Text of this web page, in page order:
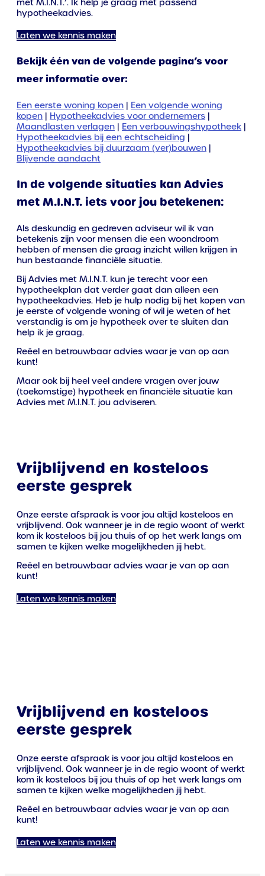
met M.I.N.T.’. Ik help je graag met passend
hypotheekadvies.
Laten we kennis maken
Bekijk één van de volgende pagina’s voor
meer informatie over:
Een eerste woning kopen | Een volgende woning
kopen | Hypotheekadvies voor ondernemers |
Maandlasten verlagen | Een verbouwingshypotheek |
Hypotheekadvies bij een echtscheiding |
Hypotheekadvies bij duurzaam (ver)bouwen |
Blijvende aandacht
In de volgende situaties kan Advies
met M.I.N.T. iets voor jou betekenen:
Als deskundig en gedreven adviseur wil ik van
betekenis zijn voor mensen die een woondroom
hebben of mensen die graag inzicht willen krijgen in
hun bestaande financiële situatie.
Bij Advies met M.I.N.T. kun je terecht voor een
hypotheekplan dat verder gaat dan alleen een
hypotheekadvies. Heb je hulp nodig bij het kopen van
je eerste of volgende woning of wil je weten of het
verstandig is om je hypotheek over te sluiten dan
help ik je graag.
Reëel en betrouwbaar advies waar je van op aan
kunt!
Maar ook bij heel veel andere vragen over jouw
(toekomstige) hypotheek en financiële situatie kan
Advies met M.I.N.T. jou adviseren.
Vrijblijvend en kosteloos
eerste gesprek
Onze eerste afspraak is voor jou altijd kosteloos en
vrijblijvend. Ook wanneer je in de regio woont of werkt
kom ik kosteloos bij jou thuis of op het werk langs om
samen te kijken welke mogelijkheden jij hebt.
Reëel en betrouwbaar advies waar je van op aan
kunt!
Laten we kennis maken
Vrijblijvend en kosteloos
eerste gesprek
Onze eerste afspraak is voor jou altijd kosteloos en
vrijblijvend. Ook wanneer je in de regio woont of werkt
kom ik kosteloos bij jou thuis of op het werk langs om
samen te kijken welke mogelijkheden jij hebt.
Reëel en betrouwbaar advies waar je van op aan
kunt!
Laten we kennis maken